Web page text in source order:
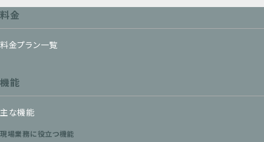
料金
料金プラン一覧
機能
主な機能
現場業務に役立つ機能